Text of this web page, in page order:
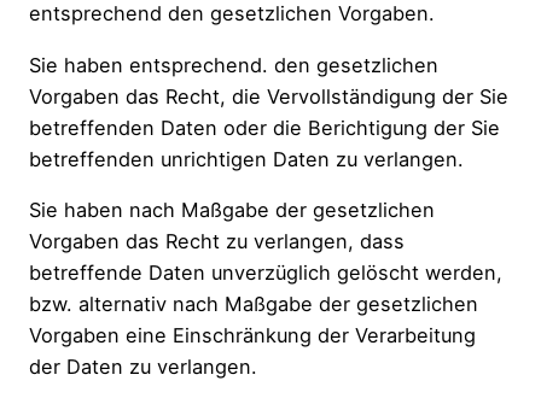
entsprechend den gesetzlichen Vorgaben.
Sie haben entsprechend. den gesetzlichen
Vorgaben das Recht, die Vervollständigung der Sie
betreffenden Daten oder die Berichtigung der Sie
betreffenden unrichtigen Daten zu verlangen.
Sie haben nach Maßgabe der gesetzlichen
Vorgaben das Recht zu verlangen, dass
betreffende Daten unverzüglich gelöscht werden,
bzw. alternativ nach Maßgabe der gesetzlichen
Vorgaben eine Einschränkung der Verarbeitung
der Daten zu verlangen.